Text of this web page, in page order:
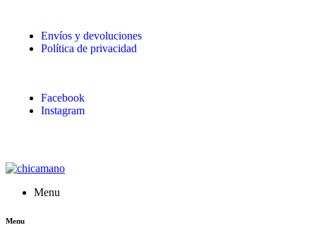
Envíos y devoluciones
Política de privacidad
Facebook
Instagram
Menu
Menu